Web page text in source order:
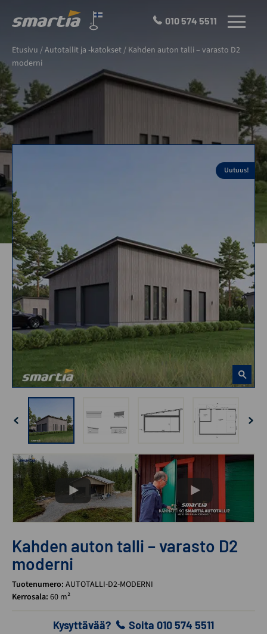
Oy
010 574 5511 VALIKKO
Etusivu /Autotallit ja -katokset/ Kahden auton talli – varasto D2
moderni
Uutuus!
Kahden auton talli – varasto D2
moderni
Tuotenumero: AUTOTALLI-D2-MODERNI
Kerrosala: 60 m²
Kysyttävää? Soita 010 574 5511